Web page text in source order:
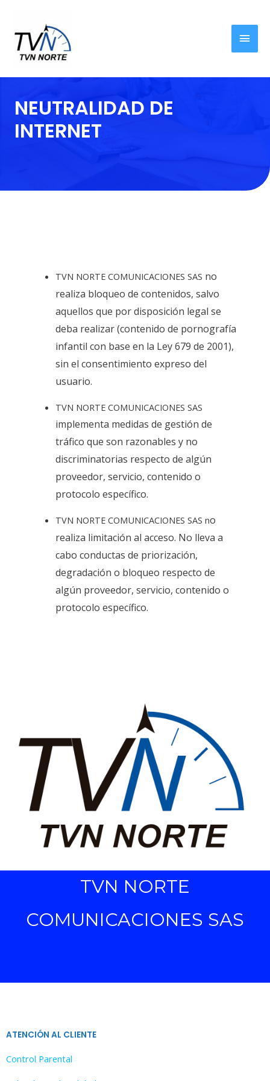
NEUTRALIDAD DE
INTERNET
TVN NORTE COMUNICACIONES SAS no
realiza bloqueo de contenidos, salvo
aquellos que por disposición legal se
deba realizar (contenido de pornografía
infantil con base en la Ley 679 de 2001),
sin el consentimiento expreso del
usuario.
TVN NORTE COMUNICACIONES SAS
implementa medidas de gestión de
tráfico que son razonables y no
discriminatorias respecto de algún
proveedor, servicio, contenido o
protocolo específico.
TVN NORTE COMUNICACIONES SAS no
realiza limitación al acceso. No lleva a
cabo conductas de priorización,
degradación o bloqueo respecto de
algún proveedor, servicio, contenido o
protocolo específico.
TVN NORTE
COMUNICACIONES SAS
ATENCIÓN AL CLIENTE
Control Parental